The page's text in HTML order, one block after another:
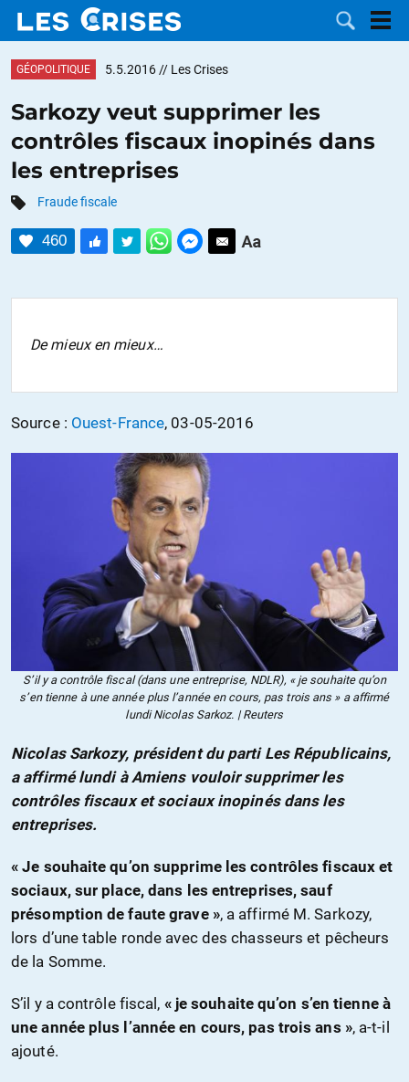
DOSSIERS
CATÉGORIES
MOTS CLÉS
NOUS
CONTACTER
FAIRE UN
GÉOPOLITIQUE 5.5.2016 // Les Crises
Sarkozy veut supprimer les
contrôles fiscaux inopinés dans
les entreprises
Fraude fiscale
460
De mieux en mieux…
Source : Ouest-France, 03-05-2016
S’il y a contrôle fiscal (dans une entreprise, NDLR), « je souhaite qu’on
s’en tienne à une année plus l’année en cours, pas trois ans » a affirmé
lundi Nicolas Sarkoz. | Reuters
Nicolas Sarkozy, président du parti Les Républicains,
a affirmé lundi à Amiens vouloir supprimer les
contrôles fiscaux et sociaux inopinés dans les
entreprises.
« Je souhaite qu’on supprime les contrôles fiscaux et
sociaux, sur place, dans les entreprises, sauf
présomption de faute grave », a affirmé M. Sarkozy,
lors d’une table ronde avec des chasseurs et pêcheurs
de la Somme.
S’il y a contrôle fiscal, « je souhaite qu’on s’en tienne à
une année plus l’année en cours, pas trois ans », a-t-il
ajouté.